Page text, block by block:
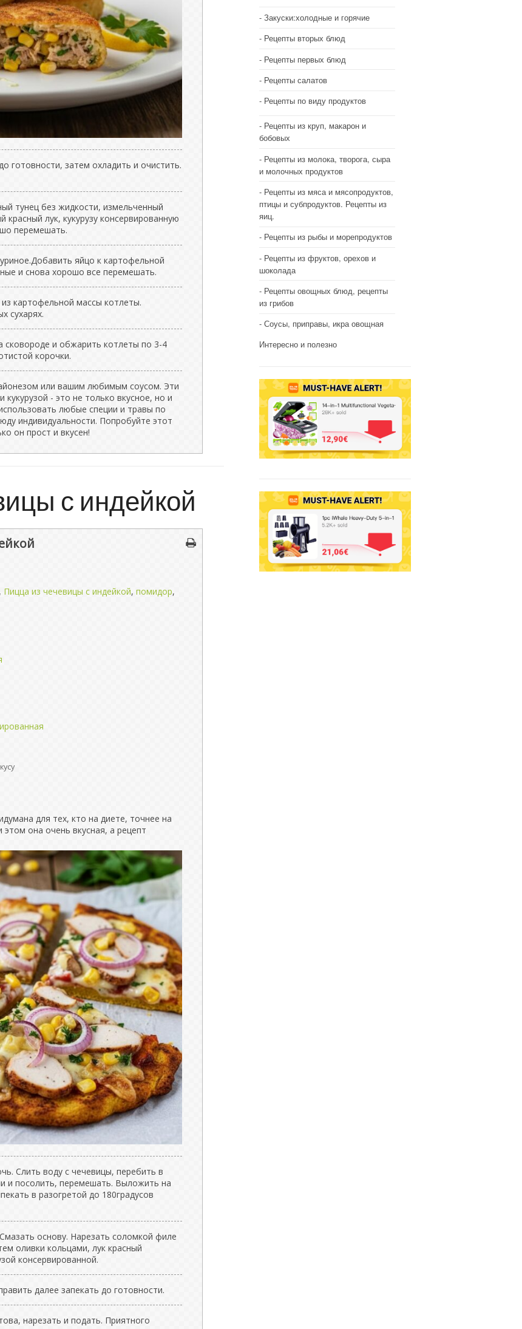
готовности, затем охладить и очистить.
тунец без жидкости, измельченный
красный лук, кукурузу консервированную
перемешать.
яйцо к картофельной
и снова хорошо все перемешать.
картофельной массы котлеты.
сухарях.
сковороде и обжарить котлеты по 3-4
корочки.
или вашим любимым соусом. Эти
- это не только вкусное, но и
любые специи и травы по
индивидуальности. Попробуйте этот
он прост и вкусен!
с индейкой
, Пицца из чечевицы с индейкой, помидор,
для тех, кто на диете, точнее на
она очень вкусная, а рецепт
Слить воду с чечевицы, перебить в
и посолить, перемешать. Выложить на
в разогретой до 180градусов
основу. Нарезать соломкой филе
оливки кольцами, лук красный
консервированной.
далее запекать до готовности.
нарезать и подать. Приятного
Закуски:холодные и горячие
Рецепты вторых блюд
Рецепты первых блюд
Рецепты салатов
Рецепты по виду продуктов
Рецепты из круп, макарон и
бобовых
Рецепты из молока, творога, сыра
и молочных продуктов
Рецепты из мяса и мясопродуктов,
птицы и субпродуктов. Рецепты из
яиц.
Рецепты из рыбы и морепродуктов
Рецепты из фруктов, орехов и
шоколада
Рецепты овощных блюд, рецепты
из грибов
Соусы, приправы, икра овощная
Интересно и полезно